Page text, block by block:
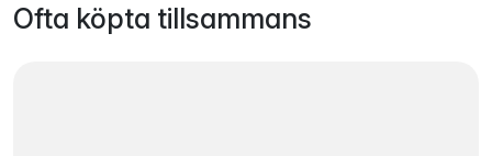
Ofta köpta tillsammans